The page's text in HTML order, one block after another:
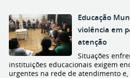
Educação
violência em
atenção
Situações
instituições educacionais exigem
urgentes na rede de atendimento